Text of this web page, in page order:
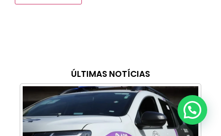
ÚLTIMAS NOTÍCIAS
Anunciar ou recomendar matéria